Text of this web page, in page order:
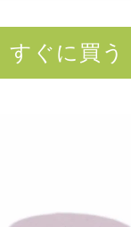
すぐに買う